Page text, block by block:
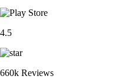
4.5
660k Reviews